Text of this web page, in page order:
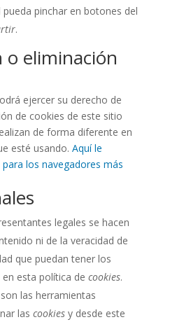
pinchar en botones del
.
o eliminación
ejercer su derecho de
de cookies de este sitio
de forma diferente en
esté usando. Aquí le
los navegadores más
legales se hacen
ni de la veracidad de
que puedan tener los
esta política de cookies.
las herramientas
las cookiesy desde este